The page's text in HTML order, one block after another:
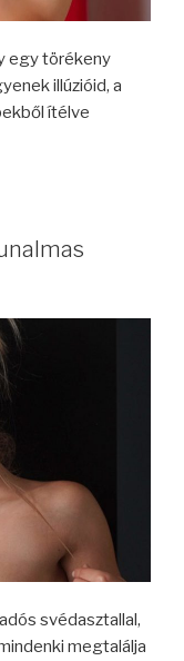
egy törékeny
illúzióid, a
ítélve
svédasztallal,
megtalálja